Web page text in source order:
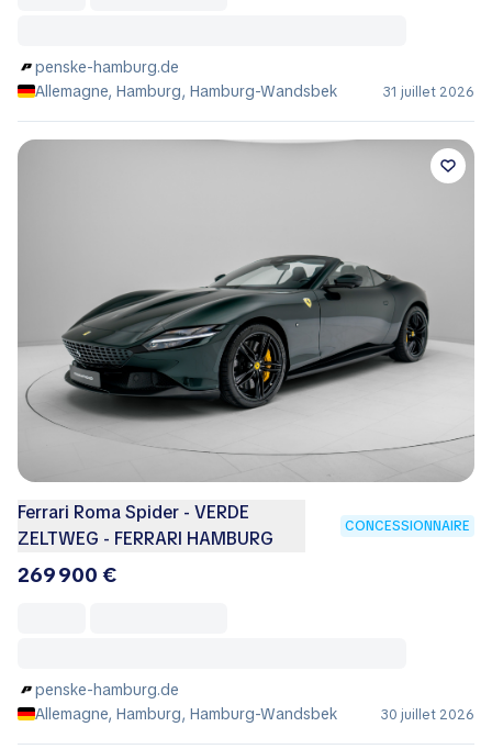
penske-hamburg.de
Allemagne, Hamburg, Hamburg-Wandsbek
31 juillet 2026
Ferrari Roma Spider - VERDE
ZELTWEG - FERRARI HAMBURG
CONCESSIONNAIRE
269 900 €
penske-hamburg.de
Allemagne, Hamburg, Hamburg-Wandsbek
30 juillet 2026